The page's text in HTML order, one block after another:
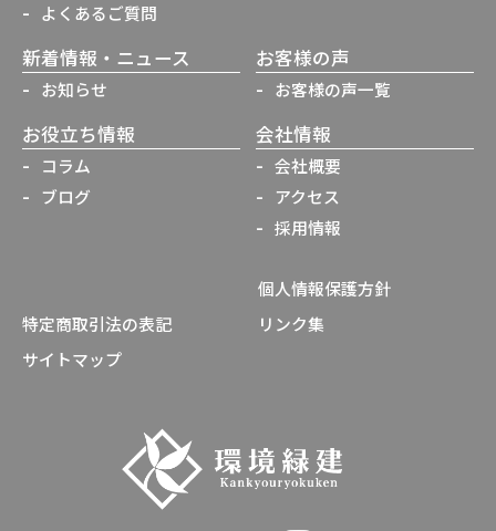
個人情報保護方針
特定商取引法の表記
リンク集
サイトマップ
よくあるご質問
新着情報・ニュース
お知らせ
お客様の声
お客様の声一覧
お役立ち情報
コラム
ブログ
会社情報
会社概要
アクセス
採用情報